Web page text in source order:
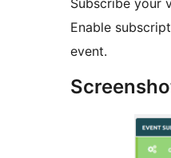
Subscribe your
Enable
event.